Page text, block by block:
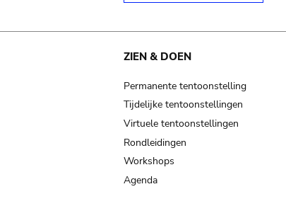
ZIEN & DOEN
Permanente tentoonstelling
Tijdelijke tentoonstellingen
Virtuele tentoonstellingen
Rondleidingen
Workshops
Agenda